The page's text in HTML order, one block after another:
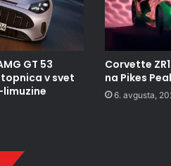
GT 53
v svet
Corvette
na Pikes
6. avgusta,